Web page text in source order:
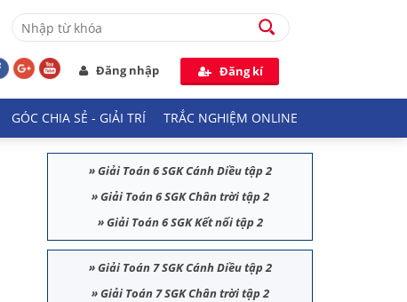
Đăng nhập Đăng kí
GÓC CHIA SẺ - GIẢI TRÍ TRẮC NGHIỆM ONLINE
»Giải Toán 6 SGK Cánh Diều tập 2
»Giải Toán 6 SGK Chân trời tập 2
»Giải Toán 6 SGK Kết nối tập 2
»Giải Toán 7 SGK Cánh Diều tập 2
»Giải Toán 7 SGK Chân trời tập 2